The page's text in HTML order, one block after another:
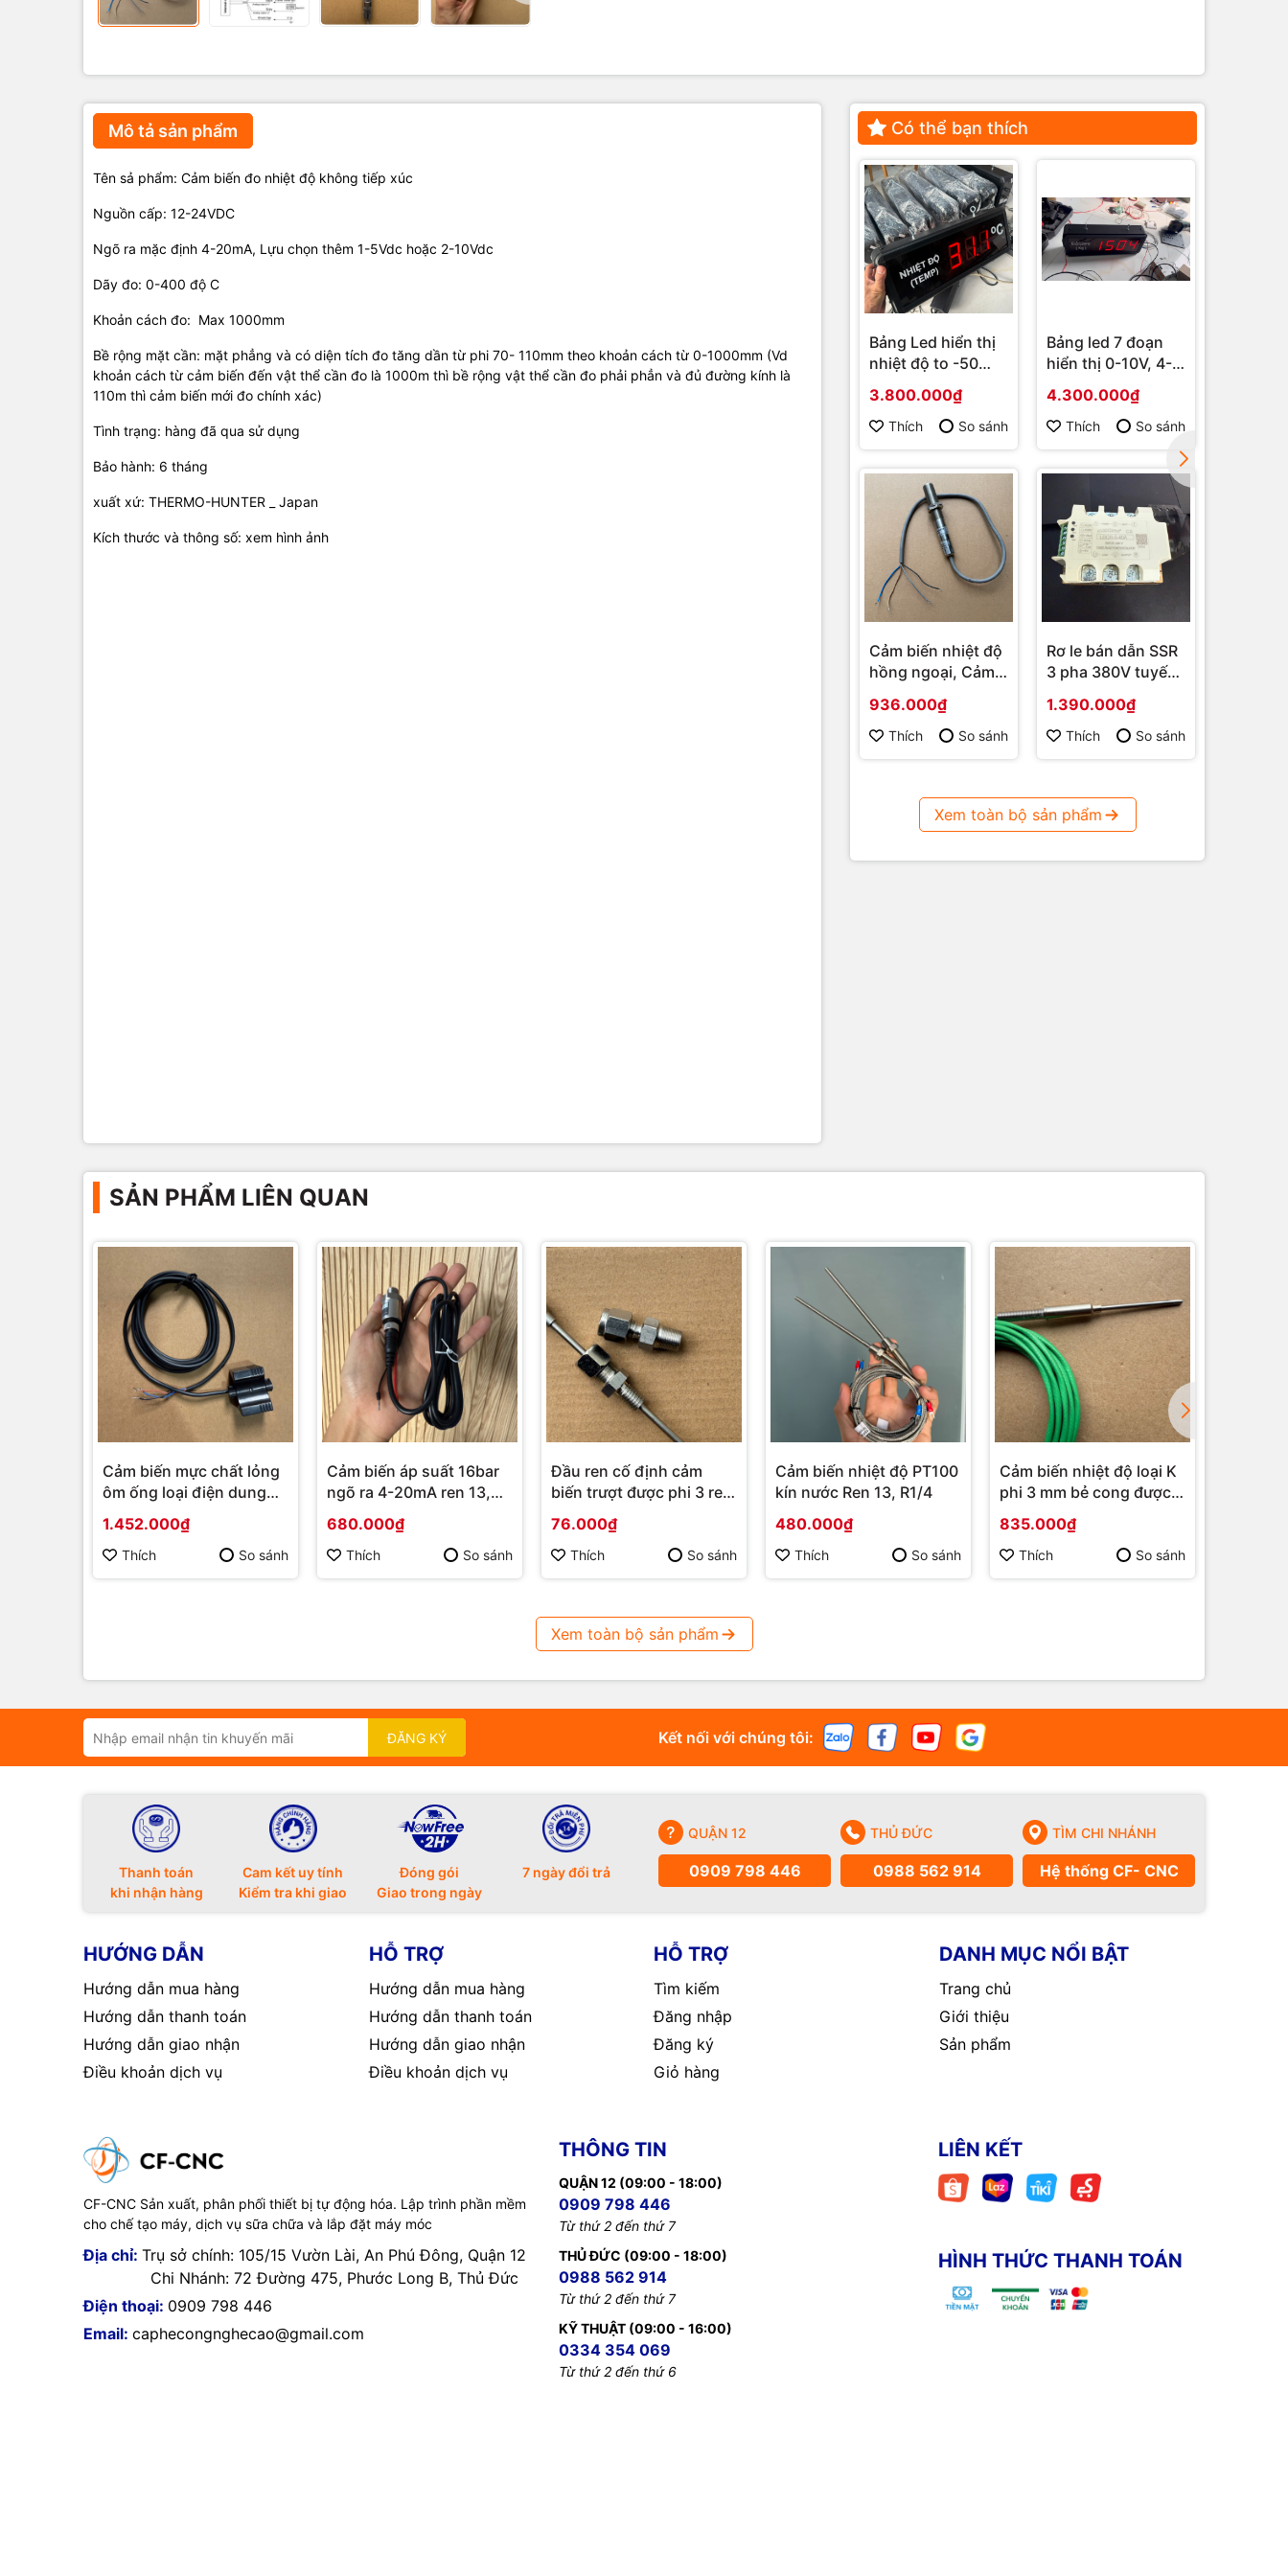
Mô tả sản phẩm
Tên sả phẩm: Cảm biến đo nhiệt độ không tiếp xúc
Nguồn cấp: 12-24VDC
Ngõ ra mặc định 4-20mA, Lựu chọn thêm 1-5Vdc hoặc 2-10Vdc
Dãy đo: 0-400 độ C
Khoản cách đo: Max 1000mm
Bề rộng mặt cần: mặt phẳng và có diện tích đo tăng dần từ phi 70- 110mm theo khoản cách từ 0-1000mm (Vd
khoản cách từ cảm biến đến vật thể cần đo là 1000m thì bề rộng vật thể cần đo phải phẳn và đủ đường kính là
110m thì cảm biến mới đo chính xác)
Tình trạng: hàng đã qua sử dụng
Bảo hành: 6 tháng
xuất xứ: THERMO-HUNTER _ Japan
Kích thước và thông số: xem hình ảnh
Có thể bạn thích
Bảng Led hiển thị
nhiệt độ to -50
3.800.000₫
Thích So sánh
Bảng led 7 đoạn
hiển thị 0-10V, 4-
4.300.000₫
Thích So sánh
Cảm biến nhiệt độ
hồng ngoại, Cảm
không tiếp xúc
ngõ Ra 4-20mA, 1-
5Vdc, 2-10Vdc
936.000₫
Thích So sánh
Rơ le bán dẫn SSR
3 pha 380V tuyến
20mA, 0-5V, 0-10V
1.390.000₫
Thích So sánh
Xem toàn bộ sản phẩm
SẢN PHẨM LIÊN QUAN
Cảm biến mực chất lỏng
ôm ống loại điện dung
1.452.000₫
Thích So sánh
Cảm biến áp suất 16bar
ngõ ra 4-20mA ren 13,
680.000₫
Thích So sánh
Đầu ren cố định cảm
biến trượt được phi 3 ren
76.000₫
Thích So sánh
Cảm biến nhiệt độ PT100
kín nước Ren 13, R1/4
480.000₫
Thích So sánh
Cảm biến nhiệt độ loại K
phi 3 mm bẻ cong được,
835.000₫
Thích So sánh
Xem toàn bộ sản phẩm
ĐĂNG KÝ Kết nối với chúng tôi:
Thanh toán
khi nhận hàng
Cam kết uy tính
Kiểm tra khi giao
Đóng gói
Giao trong ngày
7 ngày đổi trả
QUẬN 12
0909 798 446
THỦ ĐỨC
0988 562 914
TÌM CHI NHÁNH
Hệ thống CF- CNC
HƯỚNG DẪN
Hướng dẫn mua hàng
Hướng dẫn thanh toán
Hướng dẫn giao nhận
Điều khoản dịch vụ
HỖ TRỢ
Hướng dẫn mua hàng
Hướng dẫn thanh toán
Hướng dẫn giao nhận
Điều khoản dịch vụ
HỖ TRỢ
Tìm kiếm
Đăng nhập
Đăng ký
Giỏ hàng
DANH MỤC NỔI BẬT
Trang chủ
Giới thiệu
Sản phẩm
CF-CNC Sản xuất, phân phối thiết bị tự động hóa. Lập trình phần mềm
cho chế tạo máy, dịch vụ sữa chữa và lắp đặt máy móc
Địa chỉ: Trụ sở chính: 105/15 Vườn Lài, An Phú Đông, Quận 12
Chi Nhánh: 72 Đường 475, Phước Long B, Thủ Đức
Điện thoại: 0909 798 446
Email: caphecongnghecao@gmail.com
THÔNG TIN
QUẬN 12 (09:00 - 18:00)
0909 798 446
Từ thứ 2 đến thứ 7
THỦ ĐỨC (09:00 - 18:00)
0988 562 914
Từ thứ 2 đến thứ 7
KỸ THUẬT (09:00 - 16:00)
0334 354 069
Từ thứ 2 đến thứ 6
LIÊN KẾT
HÌNH THỨC THANH TOÁN